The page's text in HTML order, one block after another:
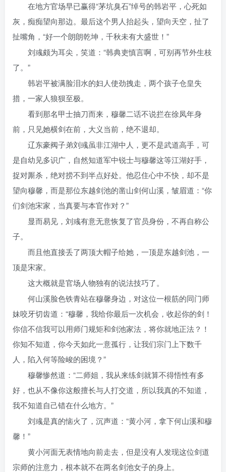
在地方官场早已赢得“茅坑臭石”绰号的韩岩平，心死如
灰，痴痴望向那边。最后这个男人抬起头，望向天空，扯了
扯嘴角，“好一个朗朗乾坤，千秋未有大盛世！”
刘彧颇为耳尖，笑道：“韩典吏慎言啊，可别再节外生枝
了。”
韩岩平被满脸泪水的妇人使劲拽走，两个孩子仓皇失
措，一家人狼狈至极。
看到那名甲士抽刀而来，穆馨二话不说拦在徐凤年身
前，只见她横剑在前，大义当前，绝不退却。
辽东豪阀子弟刘彧虽非江湖中人，更不是武道高手，可
是自幼见多识广，自然知道军中锐士与穆馨这等江湖好手，
捉对厮杀，绝对捞不到半点好处。他忍住心中不快，却不是
望向穆馨，而是那位东越剑池的凿山剑何山溪，皱眉道：“你
们剑池宋家，当真要与本官作对？”
显而易见，刘彧有意无意恢复了官员身份，不再自称公
子。
而且他直接丢了两顶大帽子给她，一顶是东越剑池，一
顶是宋家。
这大概就是官场人物独有的说法技巧了。
何山溪脸色铁青站在穆馨身边，对这位一根筋的同门师
妹咬牙切齿道：“穆馨，我给你最后一次机会，收起你的剑！
你信不信我可以用师门规矩和剑池家法，将你就地正法？！
你知不知道，你今天如此一意孤行，让我们宗门上下数千
人，陷入何等险峻的困境？”
穆馨惨然道：“二师姐，我从来练剑就算不得悟性有多
好，也从不像你这般擅长与人打交道，所以我真的不知道，
我不知道自己错在什么地方。”
刘彧是真的恼火了，沉声道：“黄小河，拿下何山溪和穆
馨！”
黄小河面无表情地向前走去，但是没有人发现这位剑道
宗师的注意力，根本就不在两名剑池女子的身上。